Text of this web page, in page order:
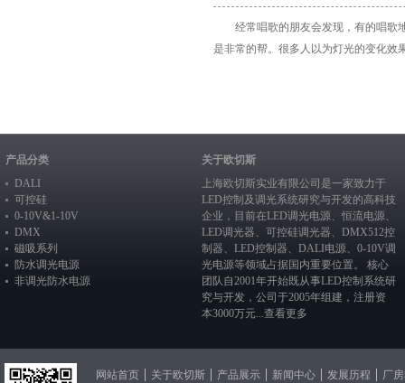
经常唱歌的朋友会发现，有的唱歌
是非常的帮。很多人以为灯光的变化效
产品分类
DALI
可控硅
0-10V&1-10V
DMX
磁吸系列
防水调光电源
非调光防水电源
关于欧切斯
上海欧切斯实业有限公司是一家致力于
LED控制及调光系统研究与开发的高科技
企业，目前在LED调光电源、恒流电源、
LED调光器、 可控硅调光器、 DMX512控
制器、 LED控制器、 DALI电源、 0-10V调
光电源等领域占据国内重要位置。 核心
团队自2001年开始既从事LED控制系统研
究与开发，公司于2005年组建，注册资
本3000万元...查看更多
网站首页 关于欧切斯 产品展示 新闻中心 发展历程 厂